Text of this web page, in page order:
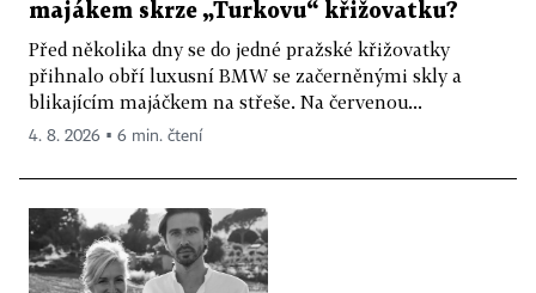
majákem skrze „Turkovu“ křižovatku?
Před několika dny se do jedné pražské křižovatky
přihnalo obří luxusní BMW se začerněnými skly a
blikajícím majáčkem na střeše. Na červenou...
4. 8. 2026 ▪ 6 min. čtení